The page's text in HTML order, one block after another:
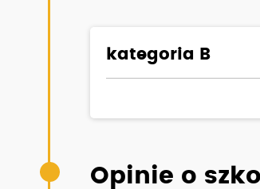
kategoria B
Opinie o